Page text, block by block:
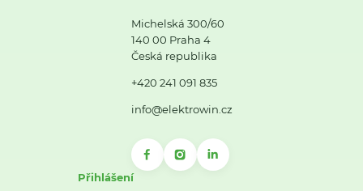
Michelská 300/60
140 00 Praha 4
Česká republika
+420 241 091 835
info@elektrowin.cz
Přihlášení